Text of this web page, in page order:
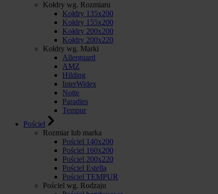
Kołdry wg. Rozmiaru
Kołdry 135x200
Kołdry 155x200
Kołdry 200x200
Kołdry 200x220
Kołdry wg. Marki
Allerguard
AMZ
Hilding
InterWidex
Notte
Paradies
Tempur
Pościel
Rozmiar lub marka
Pościel 140x200
Pościel 160x200
Pościel 200x220
Pościel Estella
Pościel TEMPUR
Pościel wg. Rodzaju